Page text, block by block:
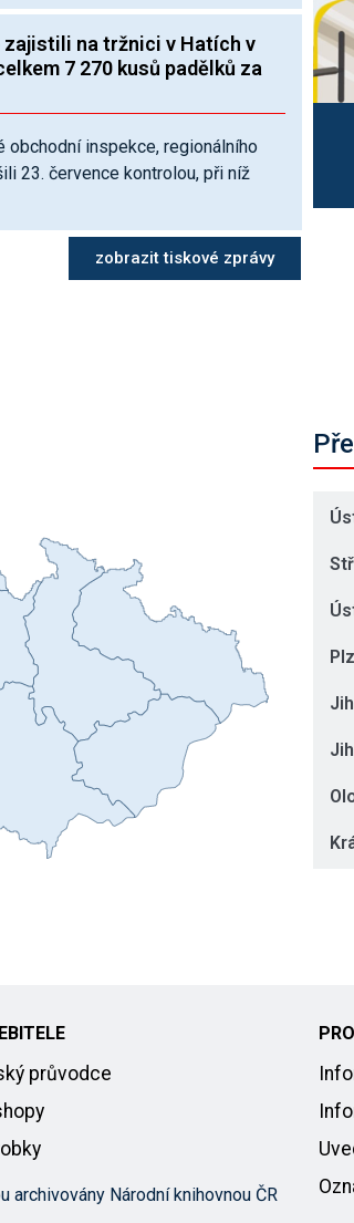
na tržnici v Hatích v
7 270 kusů padělků za
obchodní inspekce, regionálního
23. července kontrolou, při níž
zobrazit tiskové zprávy
průvodce